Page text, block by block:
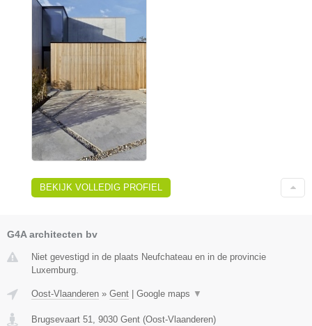
BEKIJK VOLLEDIG PROFIEL
G4A architecten bv
Niet gevestigd in de plaats Neufchateau en in de provincie
Luxemburg.
Oost-Vlaanderen » Gent Google maps ▼
Brugsevaart 51, 9030 Gent (Oost-Vlaanderen)